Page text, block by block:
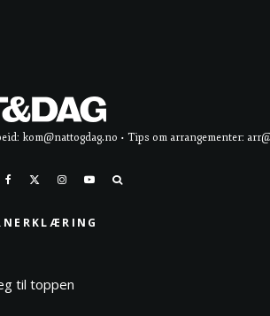
kom@nattogdag.no • Tips om arrangementer:
til toppen